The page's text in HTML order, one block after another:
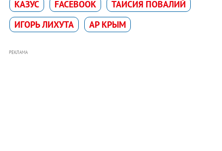
КАЗУС FACEBOOK
ТАИСИЯ ПОВАЛИЙ
ИГОРЬ ЛИХУТА
АР КРЫМ
РЕКЛАМА